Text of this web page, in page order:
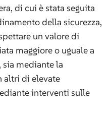
di cui è stata seguita
della sicurezza,
un valore di
maggiore o uguale a
mediante la
altri di elevate
interventi sulle